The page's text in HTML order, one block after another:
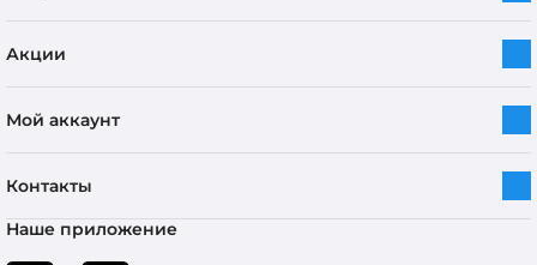
Акции
Мой аккаунт
Контакты
Наше приложение